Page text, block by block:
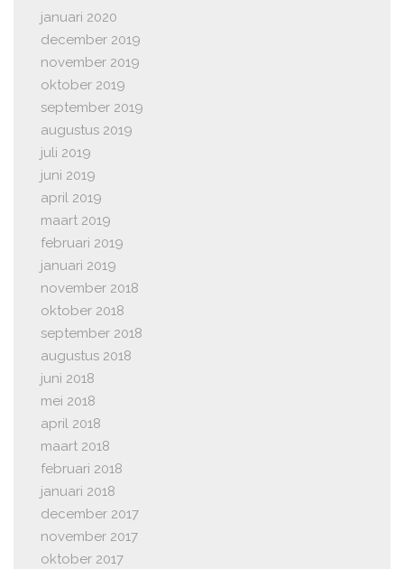
januari 2020
december 2019
november 2019
oktober 2019
september 2019
augustus 2019
juli 2019
juni 2019
april 2019
maart 2019
februari 2019
januari 2019
november 2018
oktober 2018
september 2018
augustus 2018
juni 2018
mei 2018
april 2018
maart 2018
februari 2018
januari 2018
december 2017
november 2017
oktober 2017